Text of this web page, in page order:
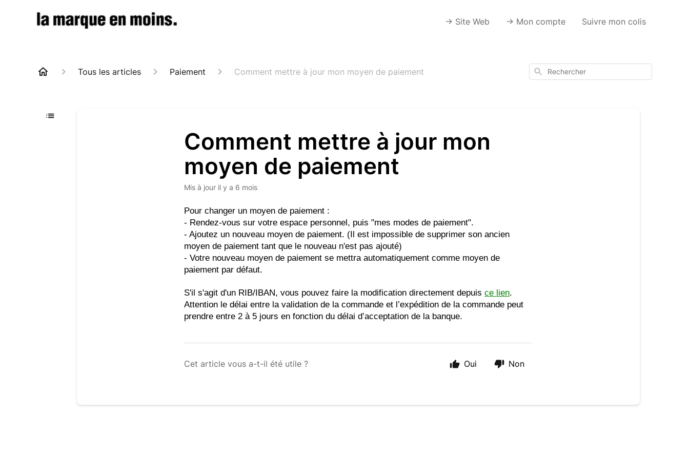
-> Site Web -> Mon compte Suivre mon colis
Tous les articles Paiement Comment mettre à jour mon moyen de paiement Rechercher
Comment mettre à jour mon
moyen de paiement
Mis à jour il y a 6 mois
Pour changer un moyen de paiement :
- Rendez-vous sur votre espace personnel, puis "mes modes de paiement".
- Ajoutez un nouveau moyen de paiement. (Il est impossible de supprimer son ancien
moyen de paiement tant que le nouveau n'est pas ajouté)
- Votre nouveau moyen de paiement se mettra automatiquement comme moyen de
paiement par défaut.
S'il s'agit d'un RIB/IBAN, vous pouvez faire la modification directement depuis ce lien.
Attention le délai entre la validation de la commande et l’expédition de la commande peut
prendre entre 2 à 5 jours en fonction du délai d’acceptation de la banque.
Cet article vous a-t-il été utile ? Oui Non